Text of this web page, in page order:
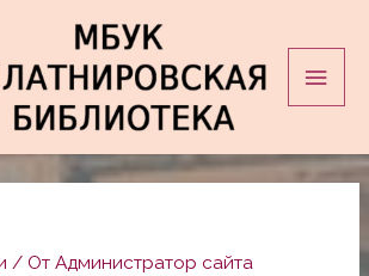
/ ОтАдминистратор сайта